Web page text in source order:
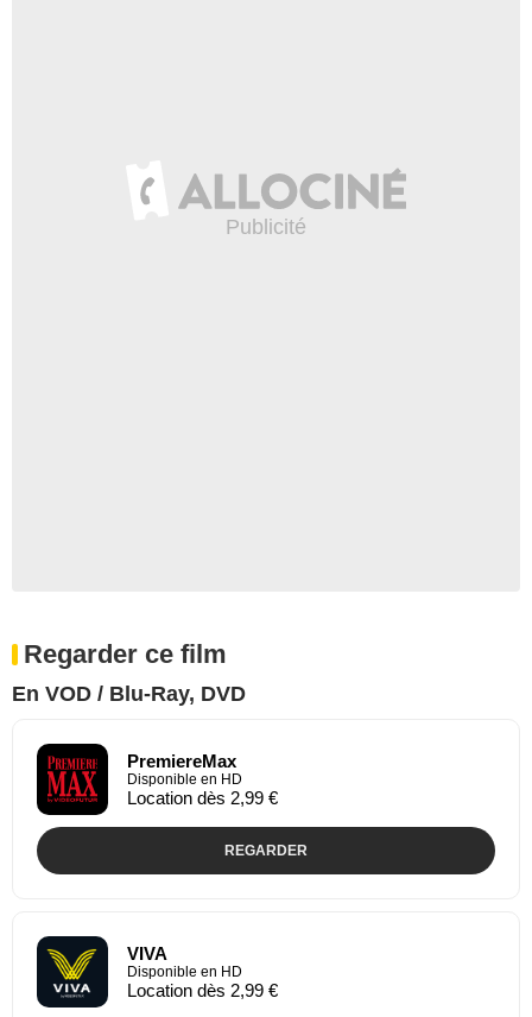
Regarder ce film
En VOD / Blu-Ray, DVD
PremiereMax
Disponible en HD
Location dès 2,99 €
REGARDER
VIVA
Disponible en HD
Location dès 2,99 €